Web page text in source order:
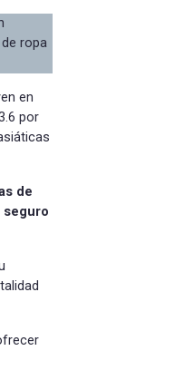
ropa
en
por
de
seguro